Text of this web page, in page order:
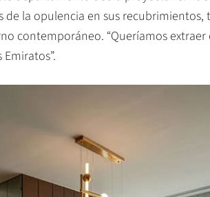
de la opulencia en sus
contemporáneo. “Queríamos extraer